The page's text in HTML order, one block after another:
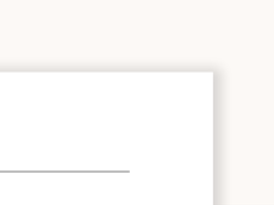
: économie et statistiques